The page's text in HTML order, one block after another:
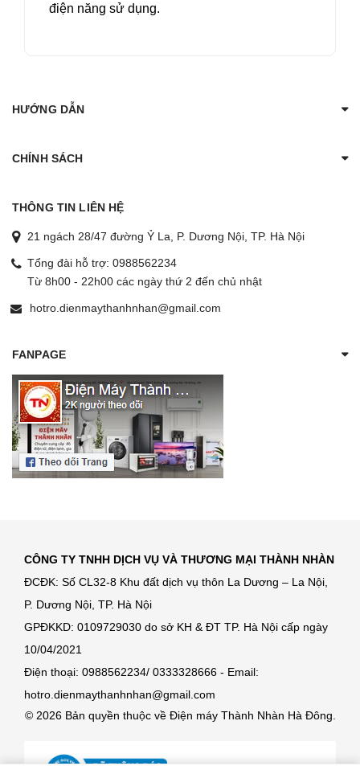
điện năng sử dụng.
HƯỚNG DẪN
CHÍNH SÁCH
THÔNG TIN LIÊN HỆ
21 ngách 28/47 đường Ỷ La, P. Dương Nội, TP. Hà Nội
Tổng đài hỗ trợ: 0988562234
Từ 8h00 - 22h00 các ngày thứ 2 đến chủ nhật
hotro.dienmaythanhnhan@gmail.com
FANPAGE
CÔNG TY TNHH DỊCH VỤ VÀ THƯƠNG MẠI THÀNH NHÀN
ĐCĐK: Số CL32-8 Khu đất dịch vụ thôn La Dương – La Nội,
P. Dương Nội, TP. Hà Nội
GPĐKKD: 0109729030 do sở KH & ĐT TP. Hà Nội cấp ngày
10/04/2021
Điện thoại: 0988562234/ 0333328666 - Email:
hotro.dienmaythanhnhan@gmail.com
© 2026 Bản quyền thuộc về Điện máy Thành Nhàn Hà Đông.